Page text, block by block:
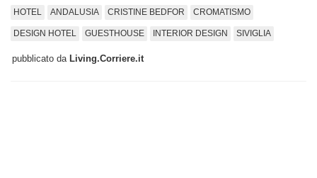
HOTEL ANDALUSIA CRISTINE BEDFOR CROMATISMO
DESIGN HOTEL GUESTHOUSE INTERIOR DESIGN SIVIGLIA
pubblicato da Living.Corriere.it